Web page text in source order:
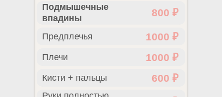
1000 ₽
Предплечья
1000 ₽
Плечи
600 ₽
Кисти + пальцы
800 ₽
Подмышечные
впадины